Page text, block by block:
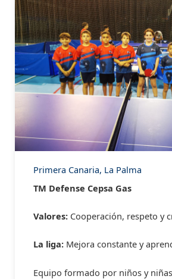
Primera Canaria, La Palma
TM Defense Cepsa Gas
Valores:Cooperación, respeto y
La liga:Mejora constante y
Equipo formado por niños y